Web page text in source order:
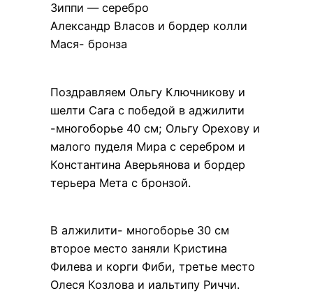
Зиппи — серебро
Александр Власов и бордер колли
Мася- бронза
Поздравляем Ольгу Ключникову и
шелти Сага с победой в аджилити
-многоборье 40 см; Ольгу Орехову и
малого пуделя Мира с серебром и
Константина Аверьянова и бордер
терьера Мета с бронзой.
В алжилити- многоборье 30 см
второе место заняли Кристина
Филева и корги Фиби, третье место
Олеся Козлова и иальтипу Риччи.